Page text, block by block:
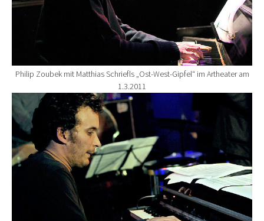
Philip Zoubek mit Matthias Schriefls „Ost-West-Gipfel“ im Artheater am
1.3.2011
Show larger version for: